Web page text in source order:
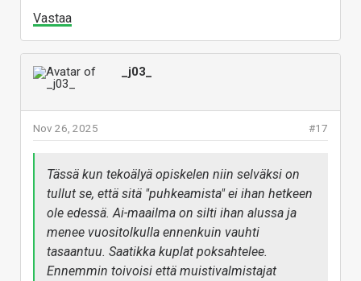
Vastaa
_j03_
#17
Nov 26, 2025
Tässä kun tekoälyä opiskelen niin selväksi on
tullut se, että sitä "puhkeamista" ei ihan hetkeen
ole edessä. Ai-maailma on silti ihan alussa ja
menee vuositolkulla ennenkuin vauhti
tasaantuu. Saatikka kuplat poksahtelee.
Ennemmin toivoisi että muistivalmistajat